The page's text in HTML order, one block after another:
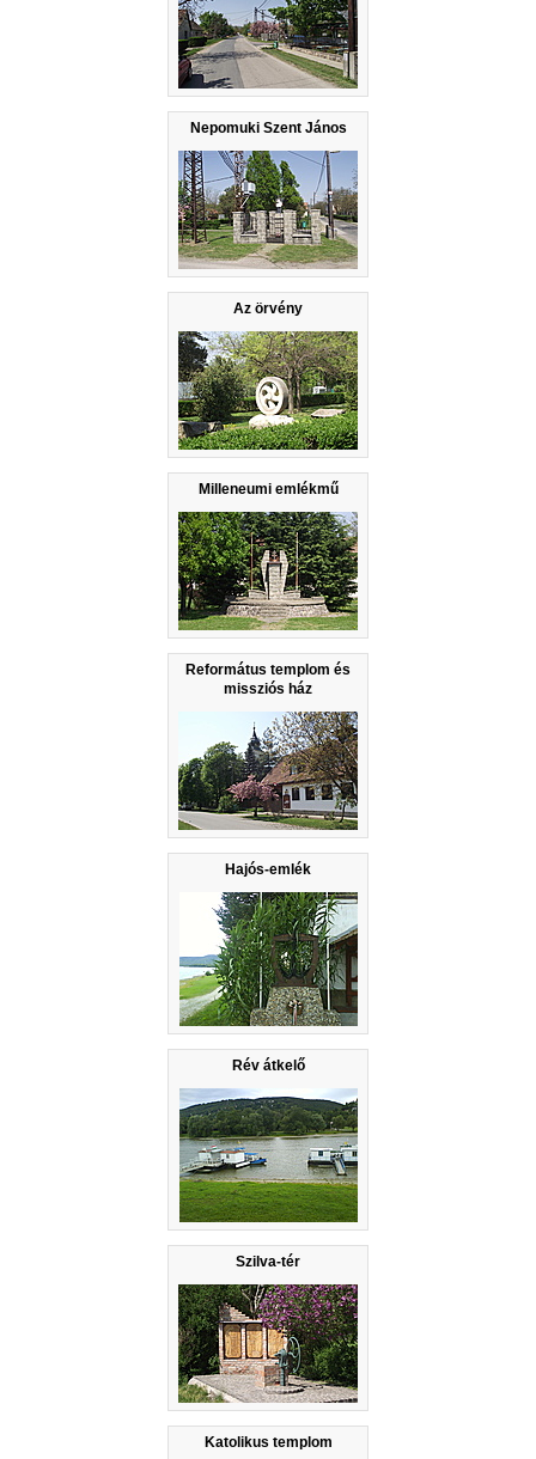
Nepomuki Szent János
Az örvény
Milleneumi emlékmű
Református templom és
missziós ház
Hajós-emlék
Rév átkelő
Szilva-tér
Katolikus templom